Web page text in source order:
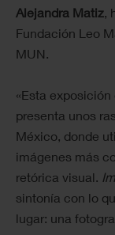
Alejandra Matiz,
Fundación Leo
MUN.
«Esta
presenta unos
México, donde
imágenes más
retórica visual.
sintonía con lo
lugar: una